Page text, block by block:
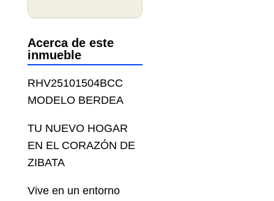
Acerca de este
inmueble
RHV25101504BCC
MODELO BERDEA
TU NUEVO HOGAR
EN EL CORAZÓN DE
ZIBATA
Vive en un entorno